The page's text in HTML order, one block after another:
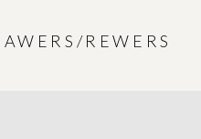
AWERS/REWERS